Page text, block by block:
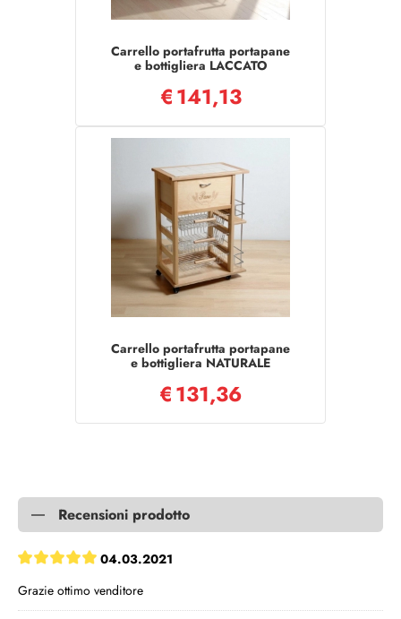
Carrello portafrutta portapane
e bottigliera LACCATO
€141,13
Carrello portafrutta portapane
e bottigliera NATURALE
€131,36
Recensioni prodotto
04.03.2021
Grazie ottimo venditore